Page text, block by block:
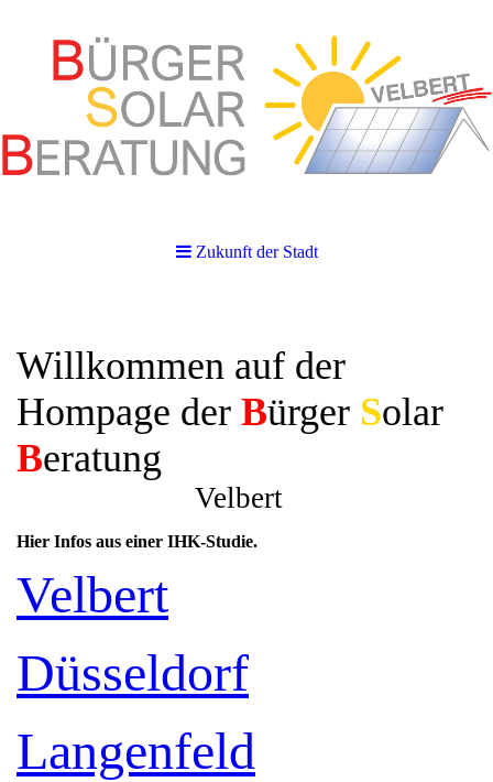
Zukunft der Stadt
Willkommen auf der
Hompage der Bürger Solar
Beratung
Velbert
Hier Infos aus einer IHK-Studie.
Velbert
Düsseldorf
Langenfeld